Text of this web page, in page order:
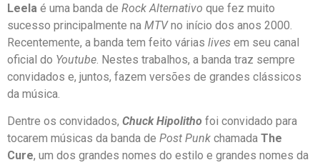
Leela é uma banda de Rock Alternativo que fez muito
sucesso principalmente na MTVno início dos anos 2000.
Recentemente, a banda tem feito várias lives em seu canal
oficial do Youtube. Nestes trabalhos, a banda traz sempre
convidados e, juntos, fazem versões de grandes clássicos
da música.
Dentre os convidados, Chuck Hipolitho foi convidado para
tocarem músicas da banda de Post Punk chamada The
Cure, um dos grandes nomes do estilo e grandes nomes da